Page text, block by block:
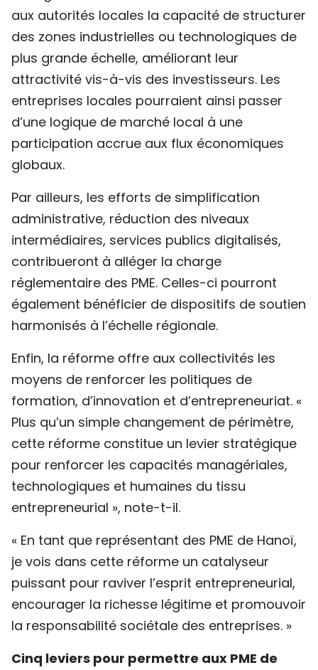
aux autorités locales la capacité de structurer
des zones industrielles ou technologiques de
plus grande échelle, améliorant leur
attractivité vis-à-vis des investisseurs. Les
entreprises locales pourraient ainsi passer
d’une logique de marché local à une
participation accrue aux flux économiques
globaux.
Par ailleurs, les efforts de simplification
administrative, réduction des niveaux
intermédiaires, services publics digitalisés,
contribueront à alléger la charge
réglementaire des PME. Celles-ci pourront
également bénéficier de dispositifs de soutien
harmonisés à l’échelle régionale.
Enfin, la réforme offre aux collectivités les
moyens de renforcer les politiques de
formation, d’innovation et d’entrepreneuriat. «
Plus qu’un simple changement de périmètre,
cette réforme constitue un levier stratégique
pour renforcer les capacités managériales,
technologiques et humaines du tissu
entrepreneurial », note-t-il.
« En tant que représentant des PME de Hanoï,
je vois dans cette réforme un catalyseur
puissant pour raviver l’esprit entrepreneurial,
encourager la richesse légitime et promouvoir
la responsabilité sociétale des entreprises. »
Cinq leviers pour permettre aux PME de